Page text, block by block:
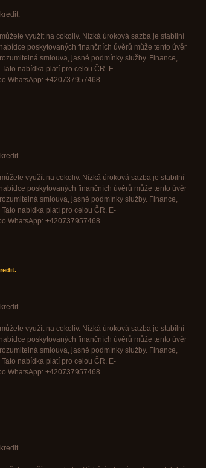
využít na cokoliv. Nízká úroková sazba je stabilní
poskytovaných finančních úvěrů může tento úvěr
smlouva, jasné podmínky služby. Finance,
nabídka platí pro celou ČR. E-
WhatsApp: +420737957468.
využít na cokoliv. Nízká úroková sazba je stabilní
poskytovaných finančních úvěrů může tento úvěr
smlouva, jasné podmínky služby. Finance,
nabídka platí pro celou ČR. E-
WhatsApp: +420737957468.
využít na cokoliv. Nízká úroková sazba je stabilní
poskytovaných finančních úvěrů může tento úvěr
smlouva, jasné podmínky služby. Finance,
nabídka platí pro celou ČR. E-
WhatsApp: +420737957468.